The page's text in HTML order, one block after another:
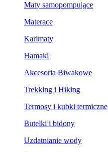
Maty samopompujące
Materace
Karimaty
Hamaki
Akcesoria Biwakowe
Trekking i Hiking
Termosy i kubki termiczne
Butelki i bidony
Uzdatnianie wody